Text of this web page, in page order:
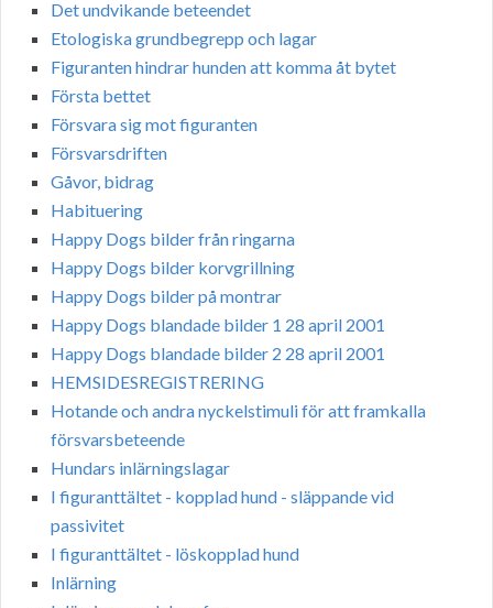
Det undvikande beteendet
Etologiska grundbegrepp och lagar
Figuranten hindrar hunden att komma åt bytet
Första bettet
Försvara sig mot figuranten
Försvarsdriften
Gåvor, bidrag
Habituering
Happy Dogs bilder från ringarna
Happy Dogs bilder korvgrillning
Happy Dogs bilder på montrar
Happy Dogs blandade bilder 1 28 april 2001
Happy Dogs blandade bilder 2 28 april 2001
HEMSIDESREGISTRERING
Hotande och andra nyckelstimuli för att framkalla
försvarsbeteende
Hundars inlärningslagar
I figuranttältet - kopplad hund - släppande vid
passivitet
I figuranttältet - löskopplad hund
Inlärning